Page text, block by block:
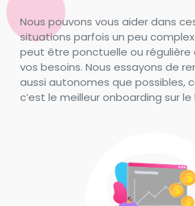
Nous pouvons vous aider dans
situations parfois un peu
peut être ponctuelle ou régulière
vos besoins. Nous essayons de
aussi autonomes que possibles,
c’est le meilleur onboarding sur le